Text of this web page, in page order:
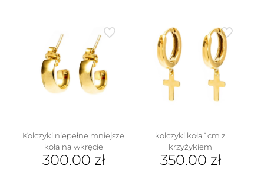
Kolczyki niepełne mniejsze
koła na wkręcie
300.00 zł
kolczyki koła 1cm z
krzyżykiem
350.00 zł